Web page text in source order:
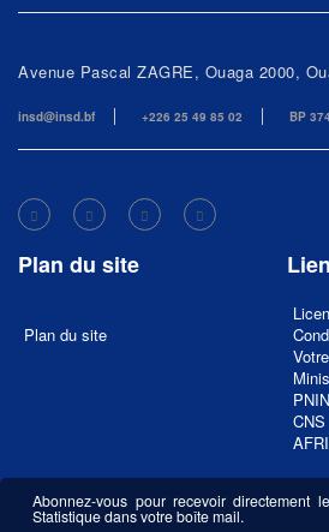
Avenue Pascal ZAGRE, Ouaga 2000,
insd@insd.bf +226 25 49 85 02 BP
Plan du site
Plan du site
PNIN
CNS
Abonnez-vous pour recevoir directement
Statistique dans votre boîte mail.